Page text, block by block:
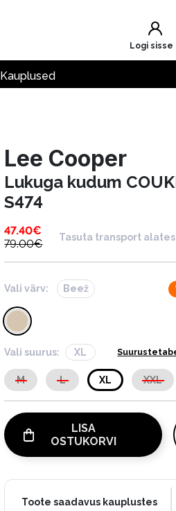
Logi sisse
Kauplused
Lee Cooper
Lukuga kudum
S474
47.40€
79.00€
Tasuta transport
Vali värv: Beež
Vali suurus: XL
M L XL XXL
LISA
OSTUKORVI
Toote saadavus kauplustes